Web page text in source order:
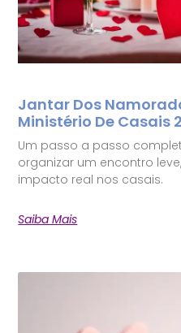
Jantar Dos
Ministério De Casais
Um passo a passo
organizar um encontro
impacto real nos casais.
Saiba Mais